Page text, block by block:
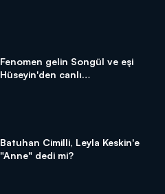
Fenomen gelin Songül ve eşi
Hüseyin'den canlı
Batuhan Cimilli, Leyla Keskin'e
"Anne" dedi mi?